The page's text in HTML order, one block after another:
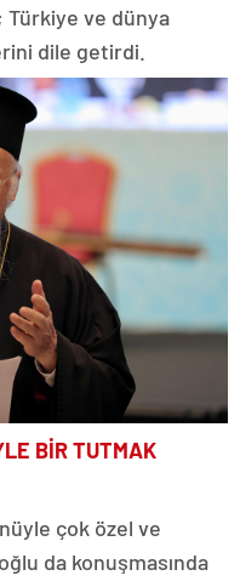
Türkiye ve dünya
dile getirdi.
BİR TUTMAK
çok özel ve
da konuşmasında